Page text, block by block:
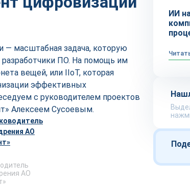
масштабная задача, которую
ПО. На помощь им
вещей, или IIoT, которая
эффективных
с руководителем проектов
Алексеем Сусоевым.
АО
ИИ